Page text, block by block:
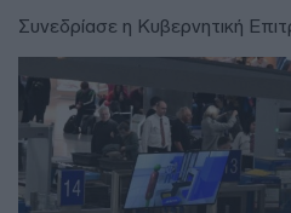
Συνεδρίασε η Κυβερνητική